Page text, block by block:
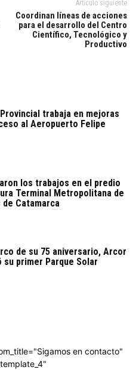
Artículo siguiente
Coordinan líneas de acciones
para el desarrollo del Centro
Científico, Tecnológico y
Productivo
trabaja en mejoras
al Aeropuerto Felipe
los trabajos en el predio
Terminal Metropolitana de
de Catamarca
de su 75 aniversario, Arcor
su primer Parque Solar
en contacto"